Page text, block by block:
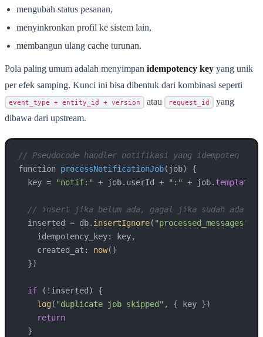
mengubah status pesanan,
menyinkronkan profil ke sistem lain,
membangun ulang cache turunan.
Pola paling umum adalah menyimpan idempotency key yang unik
per efek samping. Kunci ini bisa dibentuk dari kombinasi seperti
event_type + entity_id + version atau request_id
yang
dibawa dari upstream.
// Pseudocode handler notifikasi yang idempoten
function processNotificationJob(job)
{
  key =
"notif:" + job.userId + ":" + job. template
// insert jika belum ada, gagal jika sudah ada
  inserted = db.
insertIgnore( "processed_messages"
    idempotency_key: key,
    created_at:
now()
  })
if (!inserted) {
log( "duplicate job skipped" , { key })
return
  }